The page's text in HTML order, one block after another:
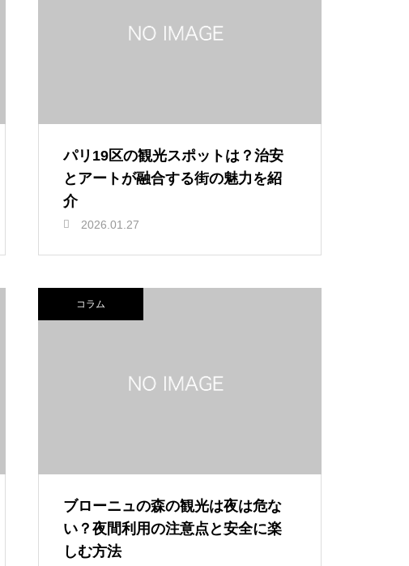
パリ19区の観光スポットは？治安
とアートが融合する街の魅力を紹
介
2026.01.27
コラム
ブローニュの森の観光は夜は危な
い？夜間利用の注意点と安全に楽
しむ方法